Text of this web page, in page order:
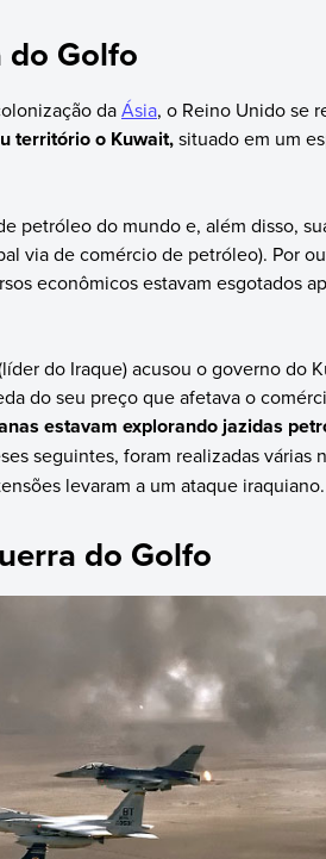
do Golfo
daÁsia, o Reino Unido se
território o Kuwait,situado em um
petróleo do mundo e, além disso,
via de comércio de petróleo). Por
econômicos estavam esgotados
do Iraque) acusou o governo do
do seu preço que afetava o
estavam explorando jazidas
seguintes, foram realizadas várias
levaram a um ataque iraquiano.
do Golfo